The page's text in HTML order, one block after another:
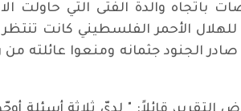
باتجاه والدة الفتى التي حاولت
الأحمر الفلسطيني كانت
الجنود جثمانه ومنعوا عائلته